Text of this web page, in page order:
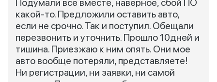
Подумали все вместе, наверное, сбой ПО
какой-то. Предложили оставить авто,
если не срочно. Так и поступил. Обещали
перезвонить и уточнить. Прошло 10дней и
тишина. Приезжаю к ним опять. Они мое
авто вообще потеряли, представляете!
Ни регистрации, ни заявки, ни самой